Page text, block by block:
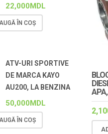
22,000MDL
ÎN COȘ
ATV-URI SPORTIVE
DE MARCA KAYO
AU200, LA BENZINA
50,000MDL
ÎN COȘ